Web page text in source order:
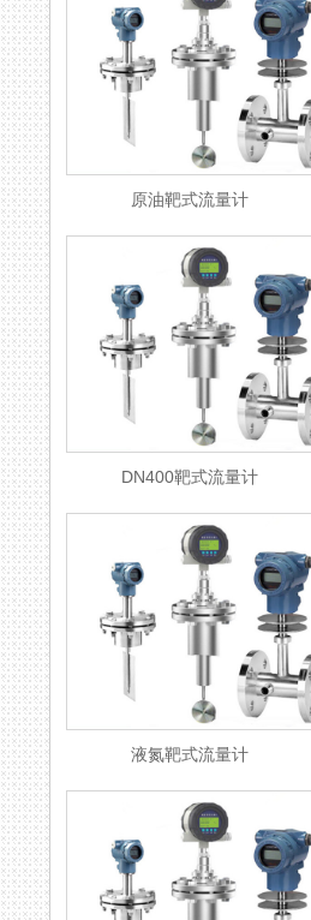
原油靶式流量计
DN400靶式流量计
液氮靶式流量计